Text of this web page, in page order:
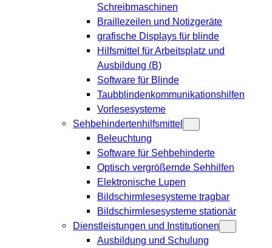
Schreibmaschinen
Braillezeilen und Notizgeräte
grafische Displays für blinde
Hilfsmittel für Arbeitsplatz und
Ausbildung (B)
Software für Blinde
Taubblindenkommunikationshilfen
Vorlesesysteme
Sehbehindertenhilfsmittel
Beleuchtung
Software für Sehbehinderte
Optisch vergrößernde Sehhilfen
Elektronische Lupen
Bildschirmlesesysteme tragbar
Bildschirmlesesysteme stationär
Dienstleistungen und Institutionen
Ausbildung und Schulung